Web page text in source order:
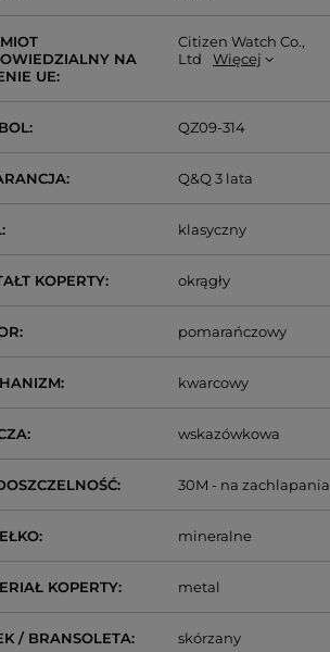
NA
UE
Citizen Watch Co.,
Ltd
Więcej
QZ09-314
Q&Q 3 lata
klasyczny
KOPERTY okrągły
pomarańczowy
kwarcowy
wskazówkowa
30M - na zachlapania
mineralne
KOPERTY metal
/ BRANSOLETA skórzany